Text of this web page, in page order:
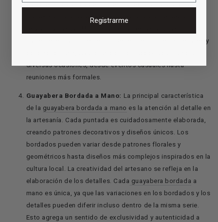
característica única del lino es su textura natural y su
propensión a arrugarse, lo cual le otorga un aspecto
parte del encanto del tejido. Dependiendo de los detalles y
diversas ocasiones, desde eventos casuales hasta
reuniones más formales.
Guayabera Bordada a Mano: La principal característica
de la guayabera bordada a mano es la atención al detalle en
la artesanía. Cada puntada es cuidadosamente elaborada,
creando patrones decorativos y diseños únicos. Los
bordados pueden variar desde patrones florales y
geométricos hasta diseños más complejos inspirados en la
cultura local. La creatividad del artesano se refleja en la
elaboración de los detalles. Cada guayabera bordada a
mano es única, ya que las variaciones en los bordados y los
detalles pueden diferir incluso dentro de la misma serie.
Esto agrega un sentido de exclusividad y autenticidad a
Registrarme